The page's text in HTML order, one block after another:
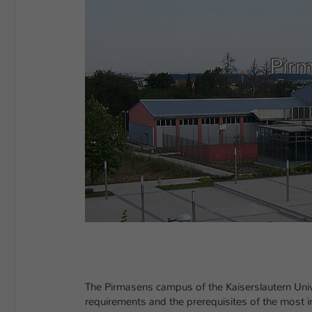
The Pirmasens campus of the Kaiserslautern
requirements and the prerequisites of the most